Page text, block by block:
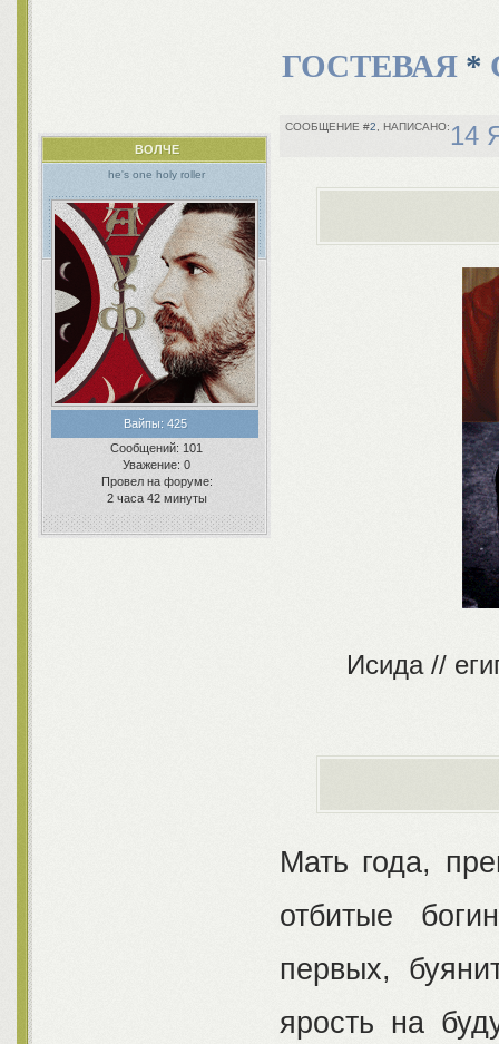
ГОСТЕВАЯ*
2 14
ВОЛЧЕ
he's one holy roller
Вайпы:425
Сообщений: 101
Уважение: 0
Провел на форуме:
2 часа 42 минуты
Исида //
Мать года,
отбитые
первых,
ярость на